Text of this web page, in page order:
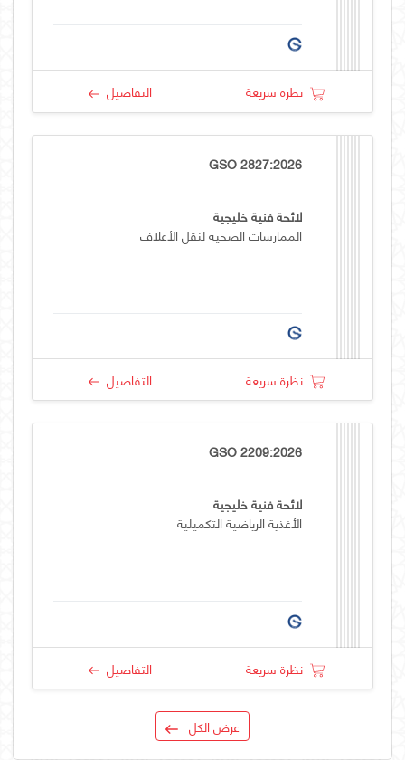
نظرة سريعة التفاصيل
GSO 2827:2026
لائحة فنية خليجية
الممارسات الصحية لنقل الأعلاف
نظرة سريعة التفاصيل
GSO 2209:2026
لائحة فنية خليجية
الأغذية الرياضية التكميلية
نظرة سريعة التفاصيل
عرض الكل